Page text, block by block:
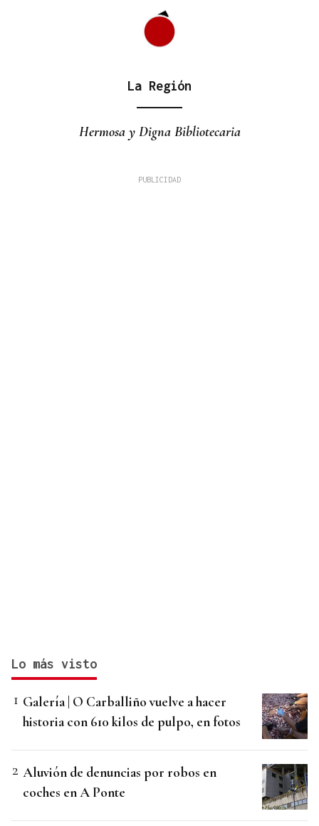
La Región
Hermosa y Digna Bibliotecaria
Lo más visto
Galería | O Carballiño vuelve a hacer
historia con 610 kilos de pulpo, en fotos
Aluvión de denuncias por robos en
coches en A Ponte